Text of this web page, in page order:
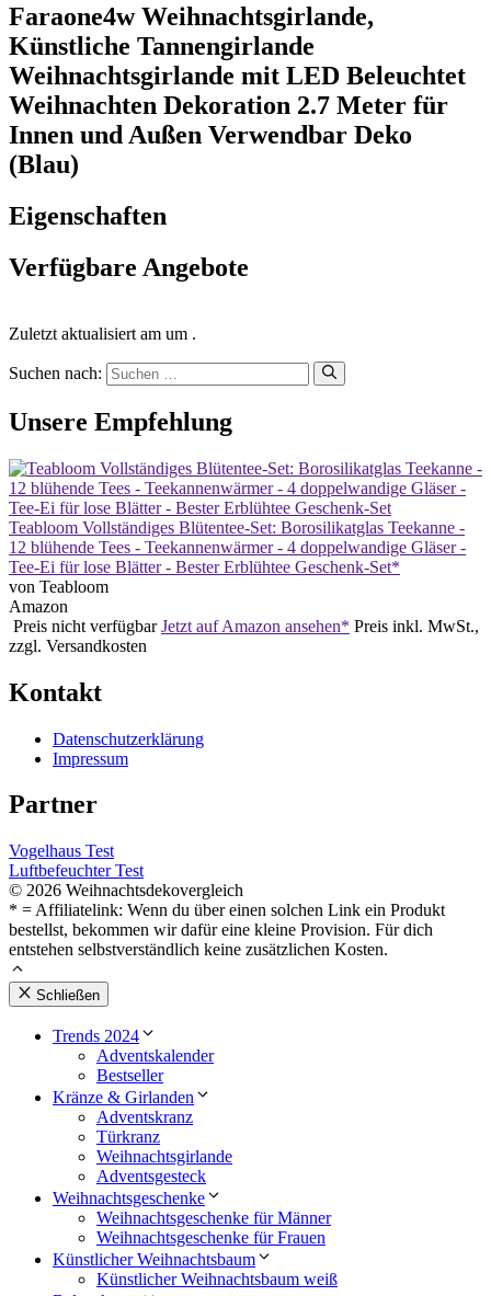
Faraone4w Weihnachtsgirlande,
Künstliche Tannengirlande
Weihnachtsgirlande mit LED Beleuchtet
Weihnachten Dekoration 2.7 Meter für
Innen und Außen Verwendbar Deko
(Blau)
Eigenschaften
Verfügbare Angebote
Zuletzt aktualisiert am um .
Suchen nach:
Unsere Empfehlung
Teabloom Vollständiges Blütentee-Set: Borosilikatglas Teekanne -
12 blühende Tees - Teekannenwärmer - 4 doppelwandige Gläser -
Tee-Ei für lose Blätter - Bester Erblühtee Geschenk-Set*
von Teabloom
Amazon
Preis nicht verfügbar Jetzt auf Amazon ansehen* Preis inkl. MwSt.,
zzgl. Versandkosten
Kontakt
Datenschutzerklärung
Impressum
Partner
Vogelhaus Test
Luftbefeuchter Test
© 2026 Weihnachtsdekovergleich
* = Affiliatelink: Wenn du über einen solchen Link ein Produkt
bestellst, bekommen wir dafür eine kleine Provision. Für dich
entstehen selbstverständlich keine zusätzlichen Kosten.
Schließen
Trends 2024
Adventskalender
Bestseller
Kränze & Girlanden
Adventskranz
Türkranz
Weihnachtsgirlande
Adventsgesteck
Weihnachtsgeschenke
Weihnachtsgeschenke für Männer
Weihnachtsgeschenke für Frauen
Künstlicher Weihnachtsbaum
Künstlicher Weihnachtsbaum weiß